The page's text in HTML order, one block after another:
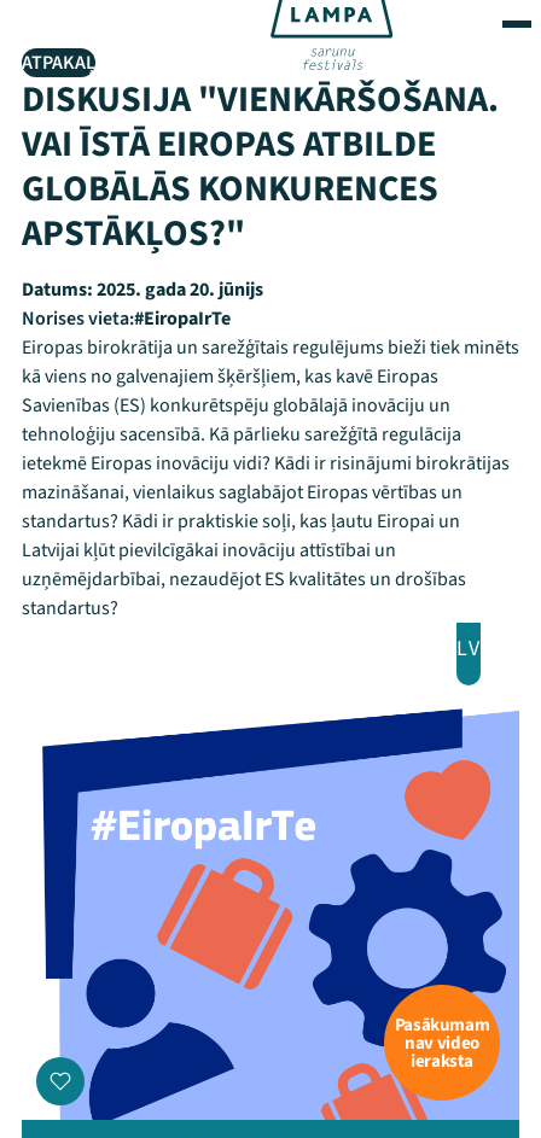
ATPAKAĻ
DISKUSIJA "VIENKĀRŠOŠANA.
VAI ĪSTĀ EIROPAS ATBILDE
GLOBĀLĀS KONKURENCES
APSTĀKĻOS?"
Datums:2025. gada 20. jūnijs
Norises vieta:#EiropaIrTe
Eiropas birokrātija un sarežģītais regulējums bieži tiek minēts
kā viens no galvenajiem šķēršļiem, kas kavē Eiropas
Savienības (ES) konkurētspēju globālajā inovāciju un
tehnoloģiju sacensībā. Kā pārlieku sarežģītā regulācija
ietekmē Eiropas inovāciju vidi? Kādi ir risinājumi birokrātijas
mazināšanai, vienlaikus saglabājot Eiropas vērtības un
standartus? Kādi ir praktiskie soļi, kas ļautu Eiropai un
Latvijai kļūt pievilcīgākai inovāciju attīstībai un
uzņēmējdarbībai, nezaudējot ES kvalitātes un drošības
standartus?
LV
Pasākumam
nav video
ieraksta